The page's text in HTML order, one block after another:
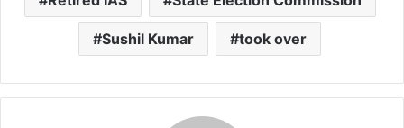
Sushil Kumar took over